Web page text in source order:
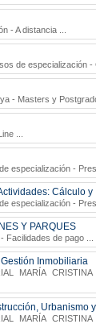
- A distancia
de especialización -
- Masters y
especialización -
Cálculo y
especialización -
Y PARQUES
Facilidades de pago
Inmobiliaria
MARÍA CRISTINA
Urbanismo
MARÍA CRISTINA